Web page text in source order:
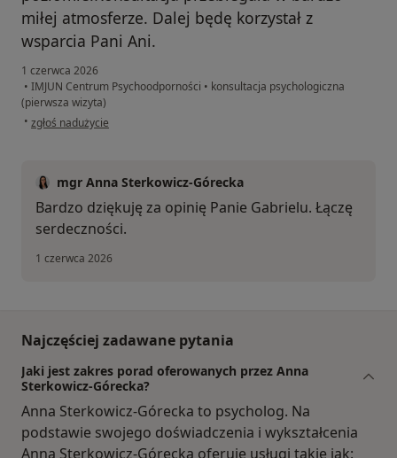
miłej atmosferze. Dalej będę korzystał z
wsparcia Pani Ani.
1 czerwca 2026
• IMJUN Centrum Psychoodporności • konsultacja psychologiczna
(pierwsza wizyta)
• w opinii użytkownika Gabriel
zgłoś nadużycie
mgr Anna Sterkowicz-Górecka
Bardzo dziękuję za opinię Panie Gabrielu. Łączę
serdeczności.
1 czerwca 2026
Najczęściej zadawane pytania
Jaki jest zakres porad oferowanych przez Anna
Sterkowicz-Górecka?
Anna Sterkowicz-Górecka to psycholog. Na
podstawie swojego doświadczenia i wykształcenia
Anna Sterkowicz-Górecka oferuje usługi takie jak: